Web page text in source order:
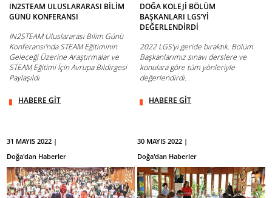
IN2STEAM ULUSLARARASI BİLİM
GÜNÜ KONFERANSI
IN2STEAM Uluslararası Bilim Günü
Konferansı’nda STEAM Eğitiminin
Geleceği Üzerine Araştırmalar ve
STEAM Eğitimi İçin Avrupa Bildirgesi
Paylaşıldı
HABERE GİT
DOĞA KOLEJİ BÖLÜM
BAŞKANLARI LGS’Yİ
DEĞERLENDİRDİ
2022 LGS’yi geride bıraktık. Bölüm
Başkanlarımız sınavı derslere ve
konulara göre tüm yönleriyle
değerlendirdi.
HABERE GİT
31 MAYIS 2022 |
Doğa'dan Haberler
30 MAYIS 2022 |
Doğa'dan Haberler